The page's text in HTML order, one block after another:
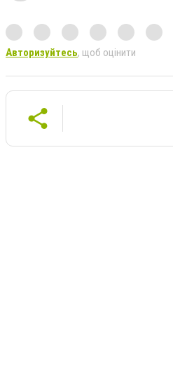
Авторизуйтесь, щоб оцінити